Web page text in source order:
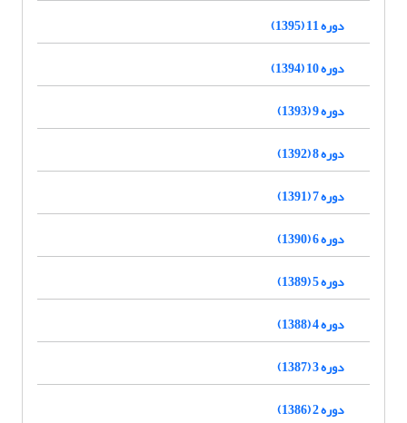
دوره 11 (1395)
دوره 10 (1394)
دوره 9 (1393)
دوره 8 (1392)
دوره 7 (1391)
دوره 6 (1390)
دوره 5 (1389)
دوره 4 (1388)
دوره 3 (1387)
دوره 2 (1386)